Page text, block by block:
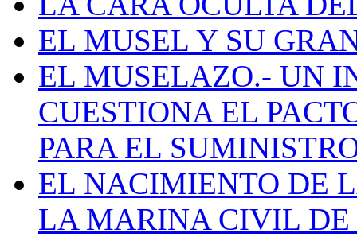
EL MUSEL Y SU
EL MUSELAZO.- UN
CUESTIONA EL
PARA EL
EL NACIMIENTO DE
LA MARINA CIVIL DE